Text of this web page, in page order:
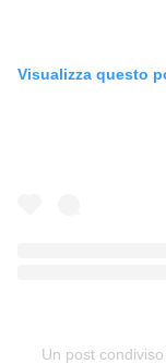
Visualizza questo
Un post